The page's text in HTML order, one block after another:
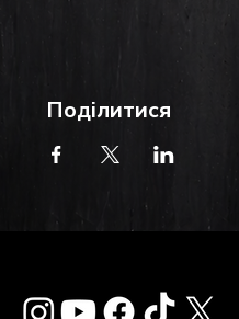
Поділитися